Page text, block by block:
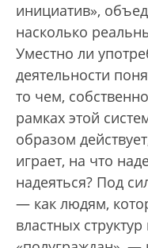
инициатив»,
насколько
Уместно ли
деятельности
то чем,
рамках этой
образом
играет, на что
надеяться? Под
— как людям,
властных